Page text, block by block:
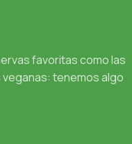
favoritas como las
tenemos algo